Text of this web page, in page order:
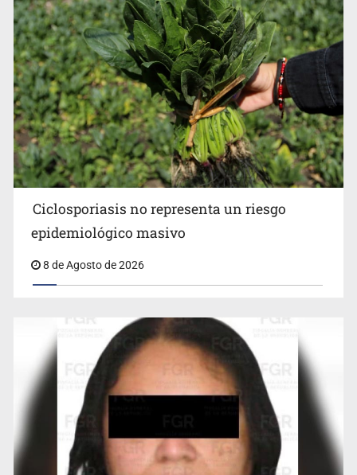
Procesan a el “R1”, presunto líder criminal en Jalisco y
Michoacán
Cae en Zapopan prófugo estadounidense buscado por
Interpol
Ciclosporiasis no representa un riesgo
epidemiológico masivo
8 de Agosto de 2026